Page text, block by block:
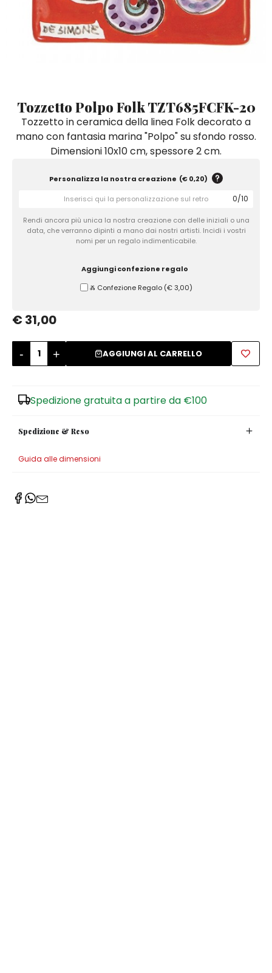
Tozzetto Polpo Folk TZT685FCFK-20
Tozzetto in ceramica della linea Folk decorato a
mano con fantasia marina "Polpo" su sfondo rosso.
Dimensioni 10x10 cm, spessore 2 cm.
Personalizza la nostra creazione (€ 0,20)
0/10
Rendi ancora più unica la nostra creazione con delle iniziali o una
data, che verranno dipinti a mano dai nostri artisti. Incidi i vostri
nomi per un regalo indimenticabile.
Aggiungi confezione regalo
Ⰶ Confezione Regalo (€ 3,00)
€ 31,00
- + AGGIUNGI AL CARRELLO
Spedizione gratuita a partire da €100
Spedizione & Reso
Guida alle dimensioni
Quadri e Pannelli per Pareti
Scatole
Tegamini
Portatovaglioli
Sale e Pepe - Olio e Aceto
Set Sushi
Sottopentola & Sottobottiglia
Tazzine da Caffè con Piattino
Tegami e Zuppiere
Tovaglie
Tovagliette Americane & Sottopiatti
De Simone per Giusina
Tozzetti
Vasi Mignon
Secchielli Portaghiaccio
Servizi di Piatti
Tazzine da Caffè con Piattino
Tegami e Zuppiere
Teiere
Tovagliette Americane & Sottopiatti
Zuccheriere
Secchielli Portaghiaccio
Servizi di Piatti
Tazzine da Caffè con Piattino
Tegami e Zuppiere
Teiere
Tovagliette Americane & Sottopiatti
Zuccheriere